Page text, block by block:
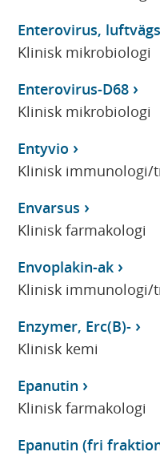
Enterovirus,
Klinisk mikrobiologi
Enterovirus-D68
Klinisk mikrobiologi
Entyvio
Klinisk immunologi/
Envarsus
Klinisk farmakologi
Envoplakin-ak
Klinisk immunologi/
Enzymer, Erc(B)-
Klinisk kemi
Epanutin
Klinisk farmakologi
Epanutin (fri